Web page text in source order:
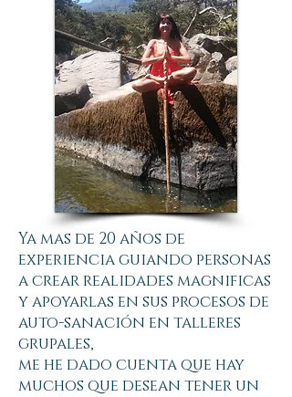
Ya mas de 20 años de
experiencia guiando personas
a crear realidades magnificas
y apoyarlas en sus procesos de
auto-sanación en talleres
grupales,
me he dado cuenta que hay
muchos que desean tener un